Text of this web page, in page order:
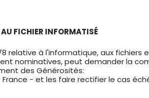
FICHIER INFORMATISÉ
relative à l'informatique, aux
nominatives, peut demander la
des Générosités:
France - et les faire rectifier le cas